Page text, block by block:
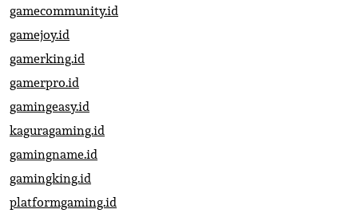
gamecommunity.id
gamejoy.id
gamerking.id
gamerpro.id
gamingeasy.id
kaguragaming.id
gamingname.id
gamingking.id
platformgaming.id